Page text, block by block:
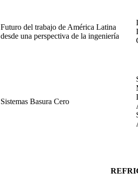
Futuro del trabajo de América Latina
desde una perspectiva de la ingeniería
Sistemas Basura Cero